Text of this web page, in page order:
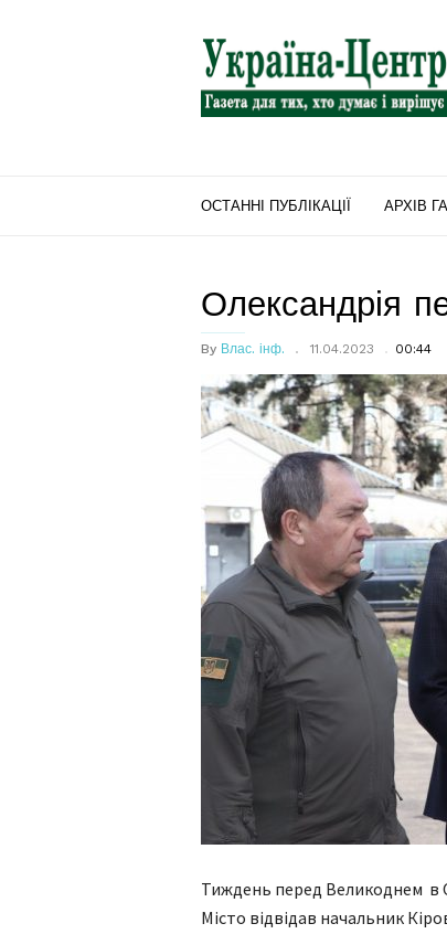
"Україна-
Центр"
ОСТАННІ ПУБЛІКАЦІЇ АРХІВ
Олександрія
By Влас. інф. 11.04.2023 00:44
Тиждень перед Великоднем в
Місто відвідав начальник